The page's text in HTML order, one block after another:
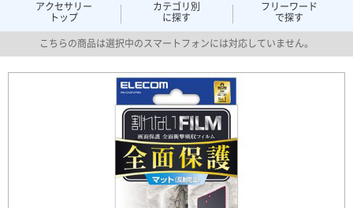
アクセサリー
トップ
カテゴリ別
に探す
フリーワード
で探す
こちらの商品は選択中のスマートフォンには対応していません。